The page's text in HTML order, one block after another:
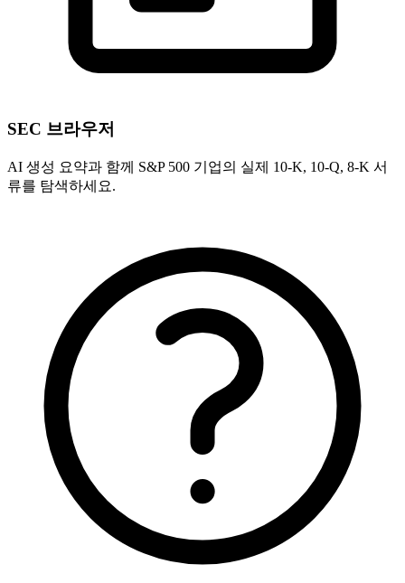
SEC 브라우저
AI 생성 요약과 함께 S&P 500 기업의 실제 10-K, 10-Q, 8-K 서
류를 탐색하세요.